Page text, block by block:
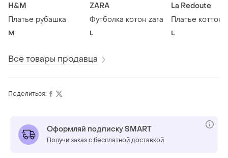
H&M
Платье рубашка
M
ZARA
Футболка котон zara
L
La Redoute
Платье коттон
L
Все товары продавца
Поделиться:
Оформляй подписку SMART
Получи заказ с бесплатной доставкой